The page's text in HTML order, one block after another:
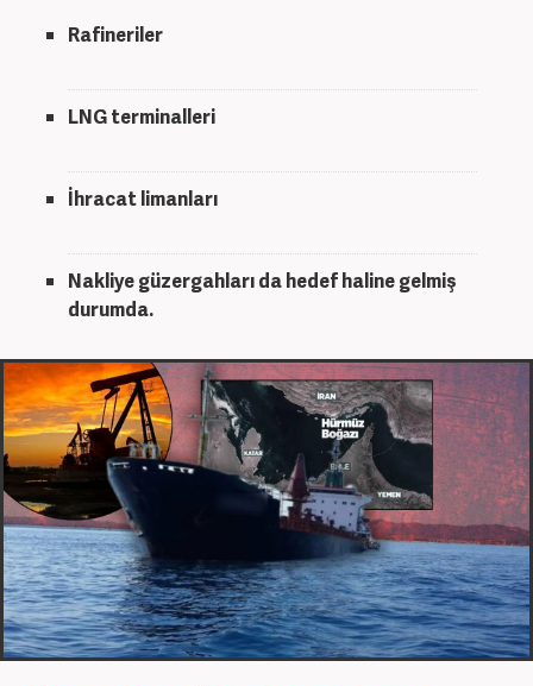
Rafineriler
LNG terminalleri
İhracat limanları
Nakliye güzergahları da hedef haline gelmiş
durumda.